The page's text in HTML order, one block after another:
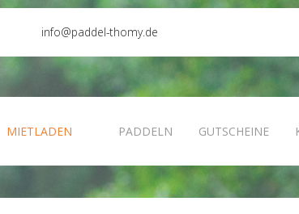
info@paddel-thomy.de
MIETLADEN PADDELN GUTSCHEINE